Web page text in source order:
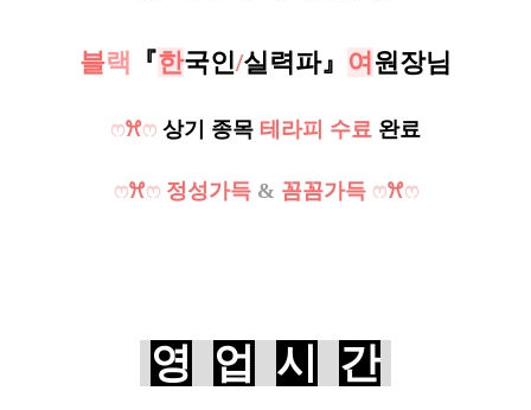
블랙 『한국인/실력파』 여 원장님
ෆꕮෆ 상기 종목 테라피 수료 완료
ෆꕮෆ 정성가득 & 꼼꼼가득 ෆꕮෆ
영 업 시 간